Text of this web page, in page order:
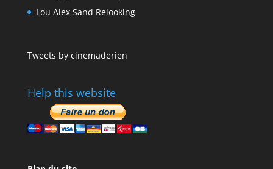
Lou Alex Sand Relooking
Tweets by cinemaderien
Help this website